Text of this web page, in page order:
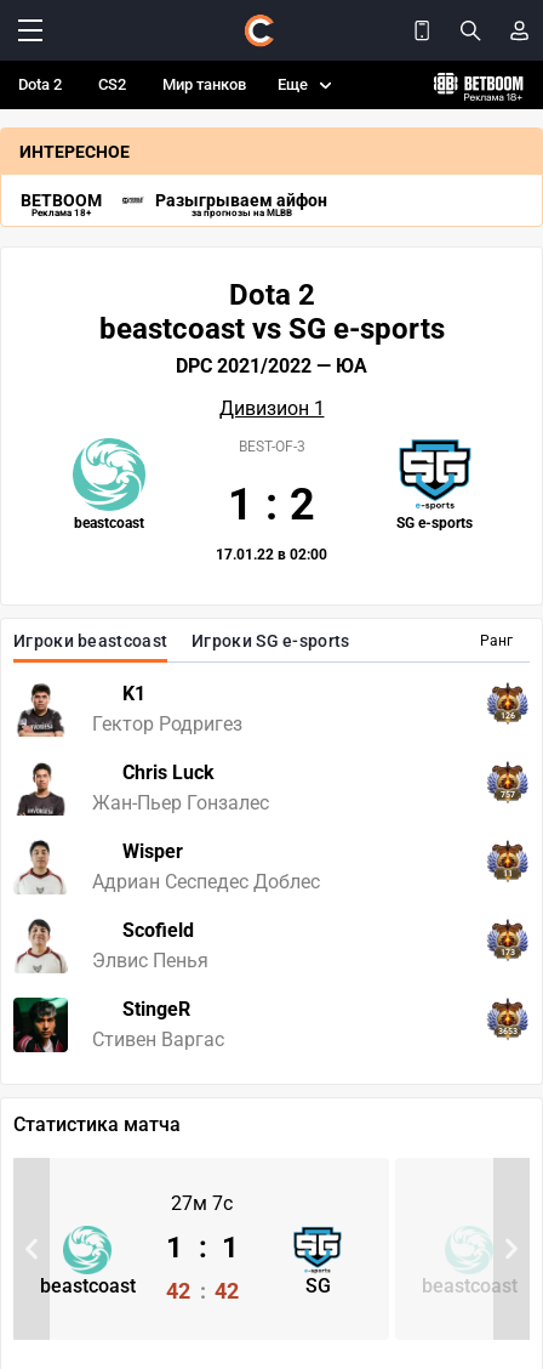
Dota 2 CS2 Мир танков Еще
ИНТЕРЕСНОЕ
BETBOOM
Реклама 18+
Разыгрываем айфон
за прогнозы на MLBB
Ранг
Игроки beastcoast Игроки SG e-sports
K1
Гектор Родригез
126
Chris Luck
Жан-Пьер Гонзалес
757
Wisper
Адриан Сеспедес Доблес
11
Scofield
Элвис Пенья
173
StingeR
Стивен Варгас
3653
Dota 2
beastcoast vs SG e-sports
DPC 2021/2022 — ЮА
Дивизион 1
beastcoast SG e-sports
BEST-OF-3
1 : 2
17.01.22 в 02:00
Статистика матча
27м 7с
beastcoast SG
1 : 1
42 : 42 beastcoast